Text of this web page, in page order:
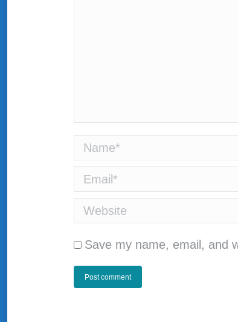
Name *
Email *
Website
Save my name, email, and
Post comment